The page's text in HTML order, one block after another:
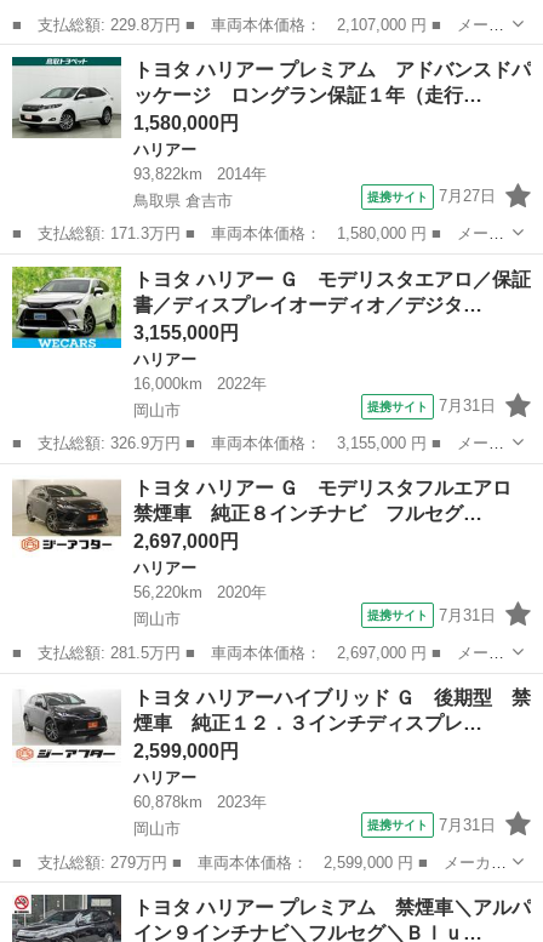
■ 支払総額: 229.8万円 ■ 車両本体価格： 2,107,000 円 ■ メーカ
ー名： トヨタ ■ 車種名： ハリアーハイブリッド ■ グレード
名： プログレス メタル アンド レザーパッケージ 禁煙車 Ｊ
ＢＬ９イン...
岡山 岡山市 ハリアー
トヨタ ハリアー プレミアム アドバンスドパ
ッケージ ロングラン保証１年（走行…
1,580,000円
ハリアー
93,822km
2014年
鳥取県 倉吉市
提携サイト 7月27日
■ 支払総額: 171.3万円 ■ 車両本体価格： 1,580,000 円 ■ メーカ
ー名： トヨタ ■ 車種名： ハリアー ■ グレード名： プレミア
ム アドバンスドパッケージ ロングラン保証１年（走行距離無
制） ４ＷＤ...
鳥取 倉吉市 ハリアー
トヨタ ハリアー Ｇ モデリスタエアロ／保証
書／ディスプレイオーディオ／デジタ…
3,155,000円
ハリアー
16,000km
2022年
岡山市
提携サイト 7月31日
■ 支払総額: 326.9万円 ■ 車両本体価格： 3,155,000 円 ■ メーカ
ー名： トヨタ ■ 車種名： ハリアー ■ グレード名： Ｇ モデ
リスタエアロ／保証書／ディスプレイオーディオ／デジタルインナー
ミラー／...
岡山 岡山市 ハリアー
トヨタ ハリアー Ｇ モデリスタフルエアロ
禁煙車 純正８インチナビ フルセグ…
2,697,000円
ハリアー
56,220km
2020年
岡山市
提携サイト 7月31日
■ 支払総額: 281.5万円 ■ 車両本体価格： 2,697,000 円 ■ メーカ
ー名： トヨタ ■ 車種名： ハリアー ■ グレード名： Ｇ モデ
リスタフルエアロ 禁煙車 純正８インチナビ フルセグ バックカ
メラ デ...
ハリアー
トヨタ ハリアーハイブリッド Ｇ 後期型 禁
煙車 純正１２．３インチディスプレ…
2,599,000円
ハリアー
60,878km
2023年
岡山市
提携サイト 7月31日
■ 支払総額: 279万円 ■ 車両本体価格： 2,599,000 円 ■ メーカー
名： トヨタ ■ 車種名： ハリアーハイブリッド ■ グレード
名： Ｇ 後期型 禁煙車 純正１２．３インチディスプレイオーデ
ィオ １２．３...
岡山 岡山市 ハリアー
トヨタ ハリアー プレミアム 禁煙車＼アルパ
イン９インチナビ＼フルセグ＼Ｂｌｕ…